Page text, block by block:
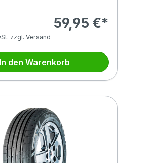
59,95 €*
zzgl. Versand
In den Warenkorb